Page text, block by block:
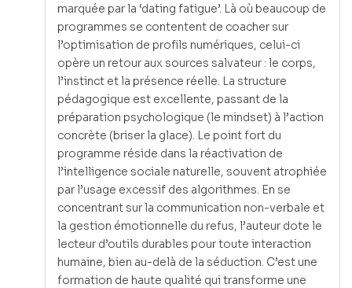
marquée par la ‘dating fatigue’. Là où beaucoup de
programmes se contentent de coacher sur
l’optimisation de profils numériques, celui-ci
opère un retour aux sources salvateur : le corps,
l’instinct et la présence réelle. La structure
pédagogique est excellente, passant de la
préparation psychologique (le mindset) à l’action
concrète (briser la glace). Le point fort du
programme réside dans la réactivation de
l’intelligence sociale naturelle, souvent atrophiée
par l’usage excessif des algorithmes. En se
concentrant sur la communication non-verbale et
la gestion émotionnelle du refus, l’auteur dote le
lecteur d’outils durables pour toute interaction
humaine, bien au-delà de la séduction. C’est une
formation de haute qualité qui transforme une